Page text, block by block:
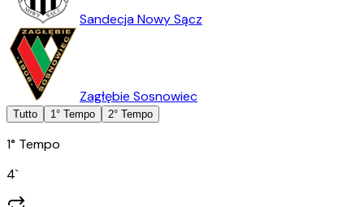
Sandecja Nowy Sącz
Zagłębie Sosnowiec
Tutto 1° Tempo 2° Tempo
1° Tempo
4`